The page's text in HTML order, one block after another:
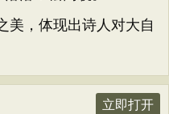
美，体现出诗人对大自
立即打开